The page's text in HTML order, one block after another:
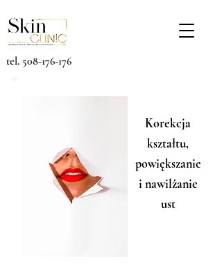
tel. 508-176-176
Korekcja
kształtu,
powiększanie
i nawilżanie
ust